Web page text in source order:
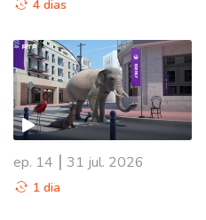
4 dias
ep. 14 | 31 jul. 2026
1 dia
945961